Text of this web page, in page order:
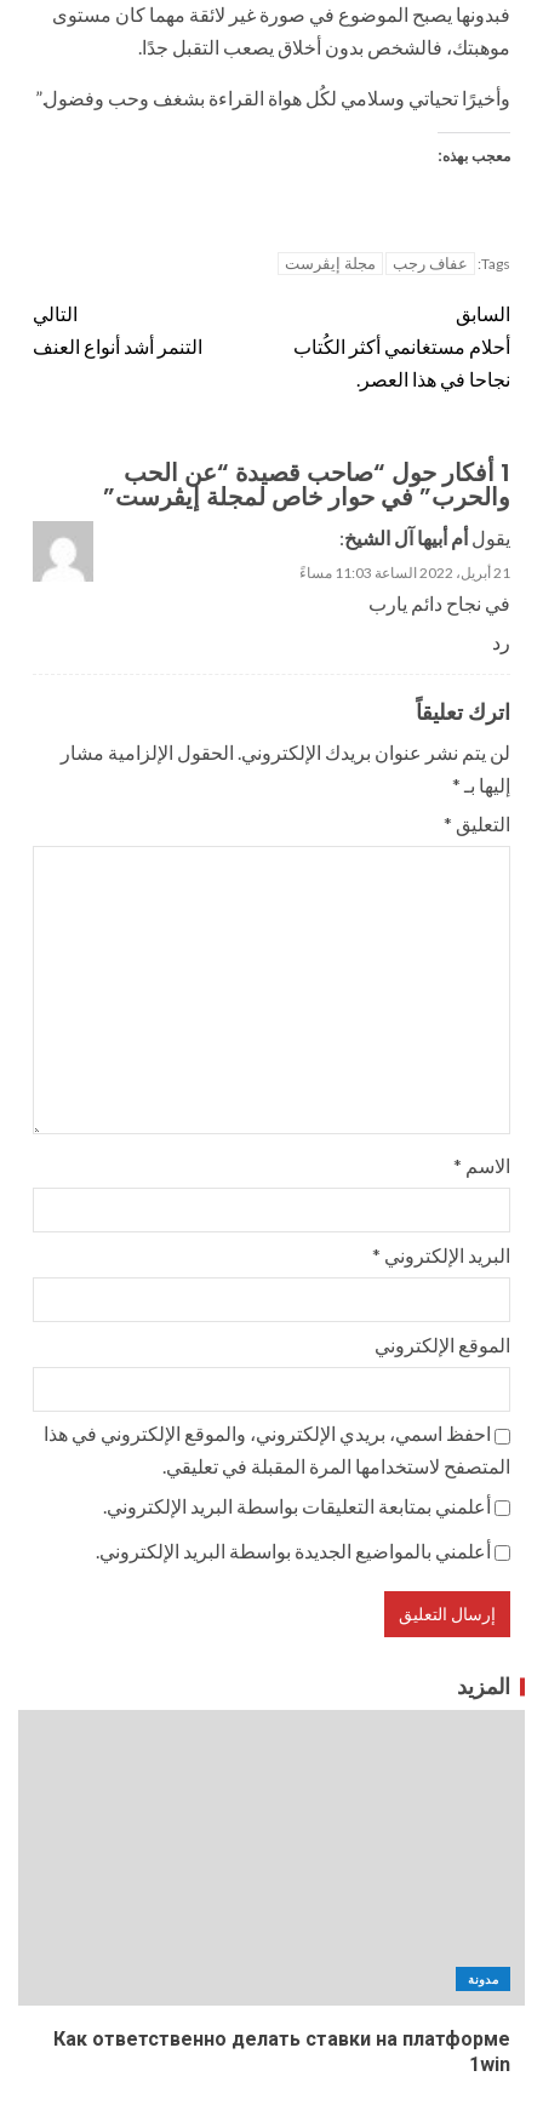
فبدونها يصبح الموضوع في صورة غير لائقة مهما كان مستوى
موهبتك، فالشخص بدون أخلاق يصعب التقبل جدًا.
وأخيرًا تحياتي وسلامي لكُل هواة القراءة بشغف وحب وفضول.”
معجب بهذه:
Tags: عفاف رجب مجلة إيڤرست
السابق
أحلام مستغانمي أكثر الكُتاب
نجاحا في هذا العصر.
التالي
التنمر أشد أنواع العنف
1 أفكار حول “ صاحب قصيدة “عن الحب
والحرب” في حوار خاص لمجلة إيڤرست”
يقول أم أبيها آل الشيخ:
21 أبريل، 2022 الساعة 11:03 مساءً
في نجاح دائم يارب
رد
اترك تعليقاً
لن يتم نشر عنوان بريدك الإلكتروني. الحقول الإلزامية مشار
إليها بـ *
التعليق *
الاسم *
البريد الإلكتروني *
الموقع الإلكتروني
احفظ اسمي، بريدي الإلكتروني، والموقع الإلكتروني في هذا
المتصفح لاستخدامها المرة المقبلة في تعليقي.
أعلمني بمتابعة التعليقات بواسطة البريد الإلكتروني.
أعلمني بالمواضيع الجديدة بواسطة البريد الإلكتروني.
المزيد
مدونة
Как ответственно делать ставки на платформе
1win